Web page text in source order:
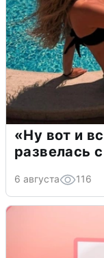
«Ну вот и
развелась
6 августа 116